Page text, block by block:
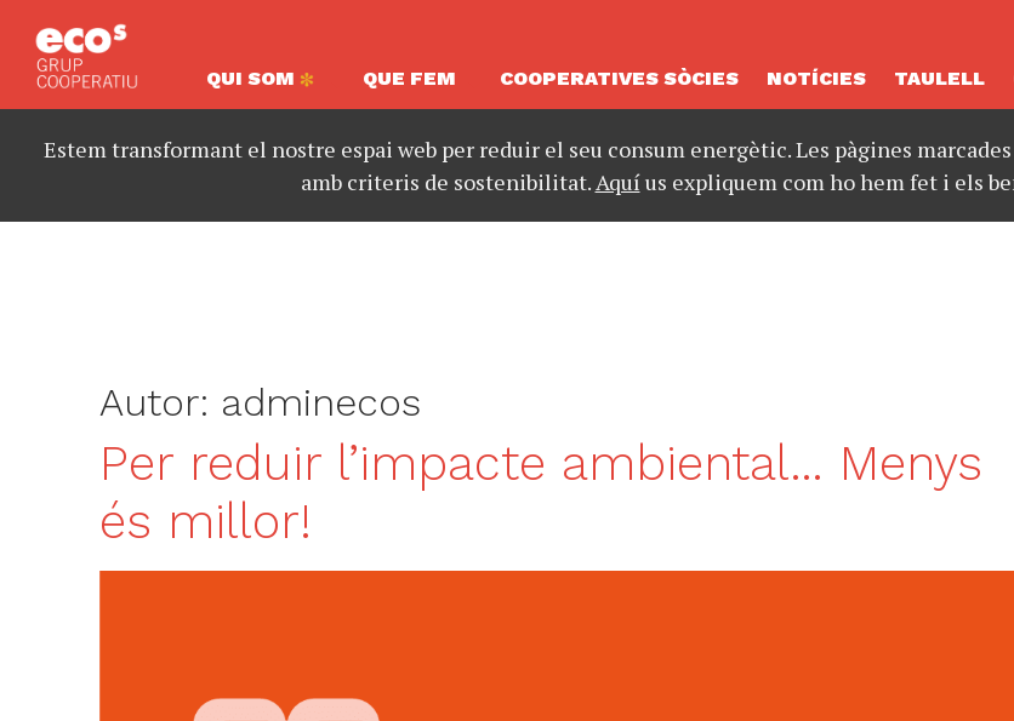
QUI SOM QUE FEM COOPERATIVES SÒCIES NOTÍCIES TAULELL
Estem transformant el nostre espai web per reduir el seu consum energètic. Les pàgines
amb criteris de sostenibilitat.Aquíus expliquem com ho hem fet i els
Autor: adminecos
Per reduir l’impacte ambiental… Menys
és millor!